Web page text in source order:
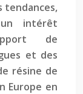
tendances,
intérêt
de
et des
résine de
Europe en